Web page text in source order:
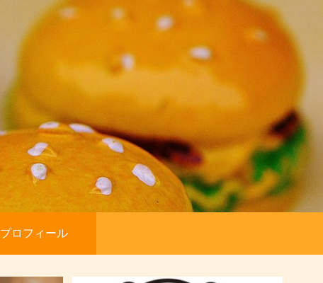
プロフィール